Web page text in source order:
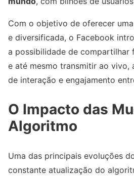
Com o objetivo de oferecer
e diversificada, o Facebook
a possibilidade de compartilhar
e até mesmo transmitir ao vivo,
de interação e engajamento
O Impacto das
Algoritmo
Uma das principais evoluções
constante atualização do